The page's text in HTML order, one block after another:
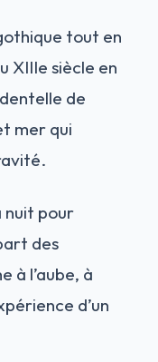
tout en
XIIIe siècle en
de
mer qui
nuit pour
des
à l’aube, à
d’un